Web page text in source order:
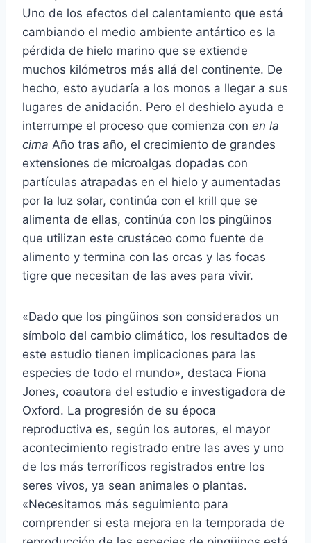
Uno de los efectos del calentamiento que está
cambiando el medio ambiente antártico es la
pérdida de hielo marino que se extiende
muchos kilómetros más allá del continente. De
hecho, esto ayudaría a los monos a llegar a sus
lugares de anidación. Pero el deshielo ayuda e
interrumpe el proceso que comienza con en la
cima Año tras año, el crecimiento de grandes
extensiones de microalgas dopadas con
partículas atrapadas en el hielo y aumentadas
por la luz solar, continúa con el krill que se
alimenta de ellas, continúa con los pingüinos
que utilizan este crustáceo como fuente de
alimento y termina con las orcas y las focas
tigre que necesitan de las aves para vivir.
«Dado que los pingüinos son considerados un
símbolo del cambio climático, los resultados de
este estudio tienen implicaciones para las
especies de todo el mundo», destaca Fiona
Jones, coautora del estudio e investigadora de
Oxford. La progresión de su época
reproductiva es, según los autores, el mayor
acontecimiento registrado entre las aves y uno
de los más terroríficos registrados entre los
seres vivos, ya sean animales o plantas.
«Necesitamos más seguimiento para
comprender si esta mejora en la temporada de